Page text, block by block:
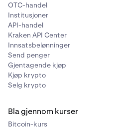
OTC-handel
Institusjoner
API-handel
Kraken API Center
Innsatsbelønninger
Send penger
Gjentagende kjøp
Kjøp krypto
Selg krypto
Bla gjennom kurser
Bitcoin-kurs